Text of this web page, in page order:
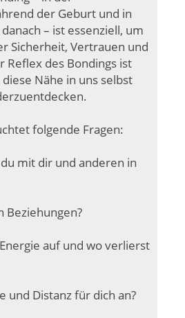
der Geburt und in
– ist essenziell, um
Sicherheit, Vertrauen und
Reflex des Bondings ist
Nähe in uns selbst
folgende Fragen:
mit dir und anderen in
Beziehungen?
auf und wo verlierst
und Distanz für dich an?